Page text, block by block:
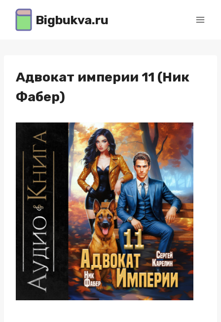
Перейти
содержимому
Bigbukva.ru
Адвокат империи 11 (Ник
Фабер)